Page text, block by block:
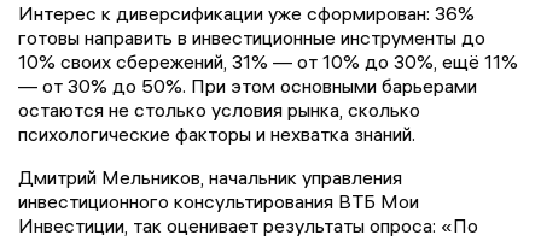
Интерес к диверсификации уже сформирован: 36%
готовы направить в инвестиционные инструменты до
10% своих сбережений, 31% — от 10% до 30%, ещё 11%
— от 30% до 50%. При этом основными барьерами
остаются не столько условия рынка, сколько
психологические факторы и нехватка знаний.
Дмитрий Мельников, начальник управления
инвестиционного консультирования ВТБ Мои
Инвестиции, так оценивает результаты опроса: «По